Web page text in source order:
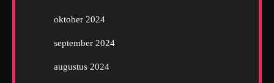
oktober 2024
september 2024
augustus 2024